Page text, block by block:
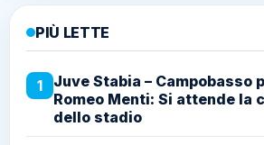
PIÙ LETTE
1
Juve Stabia – Campobasso
Romeo Menti: Si attende la
dello stadio